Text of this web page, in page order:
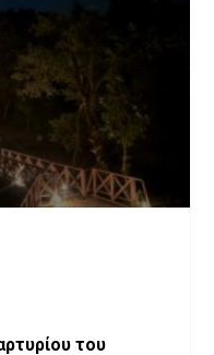
του